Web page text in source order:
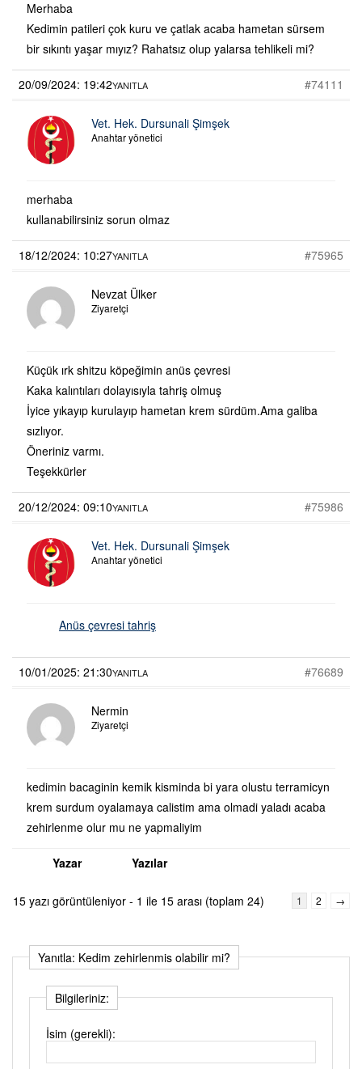
Merhaba
Kedimin patileri çok kuru ve çatlak acaba hametan sürsem
bir sıkıntı yaşar mıyız? Rahatsız olup yalarsa tehlikeli mi?
20/09/2024: 19:42 #74111
YANITLA
Vet. Hek. Dursunali Şimşek
Anahtar yönetici
merhaba
kullanabilirsiniz sorun olmaz
18/12/2024: 10:27 #75965
YANITLA
Nevzat Ülker
Ziyaretçi
Küçük ırk shitzu köpeğimin anüs çevresi
Kaka kalıntıları dolayısıyla tahriş olmuş
İyice yıkayıp kurulayıp hametan krem sürdüm.Ama galiba
sızlıyor.
Öneriniz varmı.
Teşekkürler
20/12/2024: 09:10 #75986
YANITLA
Vet. Hek. Dursunali Şimşek
Anahtar yönetici
Anüs çevresi tahriş
10/01/2025: 21:30 #76689
YANITLA
Nermin
Ziyaretçi
kedimin bacaginin kemik kisminda bi yara olustu terramicyn
krem surdum oyalamaya calistim ama olmadi yaladı acaba
zehirlenme olur mu ne yapmaliyim
Yazar Yazılar
15 yazı görüntüleniyor - 1 ile 15 arası (toplam 24) 1 2 →
Yanıtla: Kedim zehirlenmis olabilir mi?
Bilgileriniz:
İsim (gerekli):